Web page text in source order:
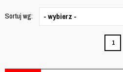
Sortuj wg: - wybierz -
1